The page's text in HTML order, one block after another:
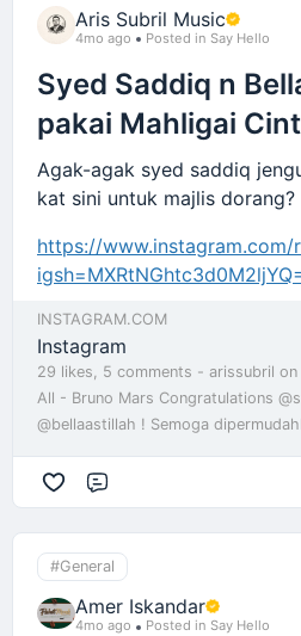
Aris Subril Music
4mo ago Posted in Say Hello
Syed Saddiq n
pakai Mahligai
Agak-agak syed saddiq
kat sini untuk majlis dorang?
https://www.instagram.com/
INSTAGRAM.COM
Instagram
29 likes, 5 comments - arissubril
All - Bruno Mars Congratulations
@bellaastillah ! Semoga
#General
Amer Iskandar
4mo ago Posted in Say Hello